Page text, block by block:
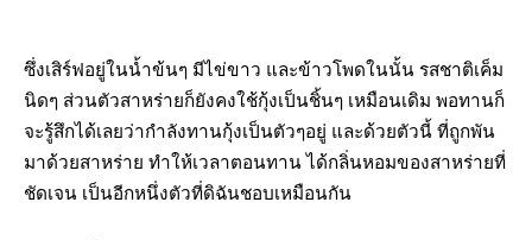
ซึ่งเสิร์ฟอยู่ในน้ำข้นๆ มีไข่ขาว และข้าวโพดในนั้น รสชาติเค็ม
นิดๆ ส่วนตัวสาหร่ายก็ยังคงใช้กุ้งเป็นชิ้นๆ เหมือนเดิม พอทานก็
จะรู้สึกได้เลยว่ากำลังทานกุ้งเป็นตัวๆอยู่ และด้วยตัวนี้ ที่ถูกพัน
มาด้วยสาหร่าย ทำให้เวลาตอนทาน ได้กลิ่นหอมของสาหร่ายที่
ชัดเจน เป็นอีกหนึ่งตัวที่ดิฉันชอบเหมือนกัน